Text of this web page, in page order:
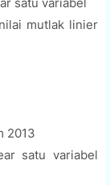
mutlak linier
2013
satu variabel